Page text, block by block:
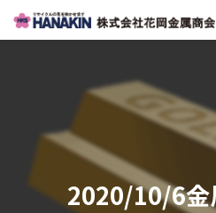
2020/10/6金